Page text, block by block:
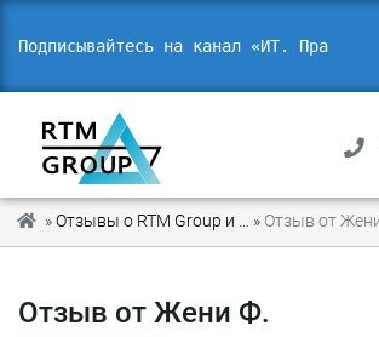
Подписывайтесь на канал «ИТ. Право
» » Отзыв от
Отзыв от Жени Ф.